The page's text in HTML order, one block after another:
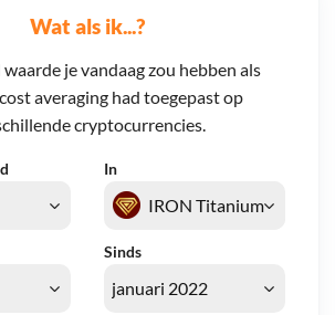
Wat als ik...?
je vandaag zou hebben als
averaging had toegepast op
cryptocurrencies.
In
Sinds